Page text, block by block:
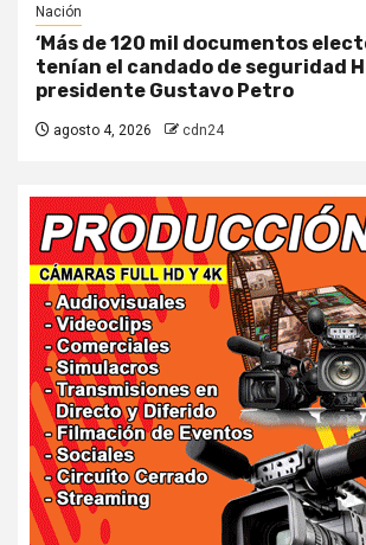
Nación
‘Más de 120 mil documentos
tenían el candado de seguridad
presidente Gustavo Petro
agosto 4, 2026 cdn24